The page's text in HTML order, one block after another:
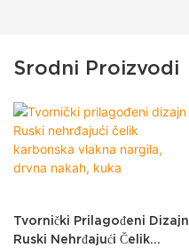
Srodni Proizvodi
Tvornički Prilagođeni Dizajn
Ruski Nehrđajući Čelik